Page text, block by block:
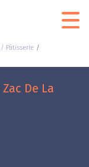
Pâtisserie
De La